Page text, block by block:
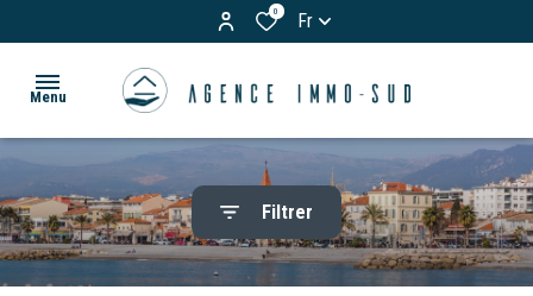
0 Fr
Menu
ACCUEIL
ACHETER
Appartements
Filtrer